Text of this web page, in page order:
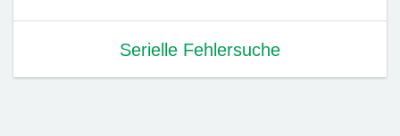
Serielle Fehlersuche